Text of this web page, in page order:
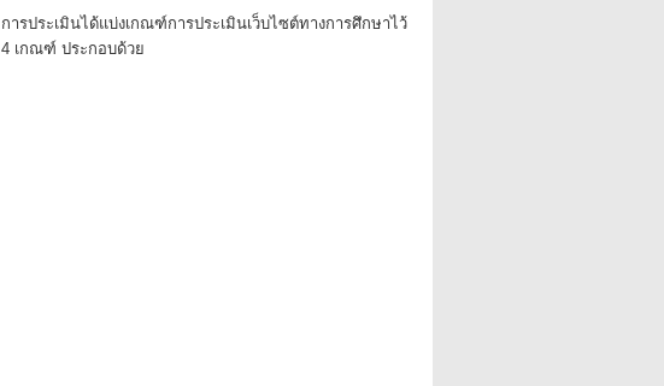
การประเมินได้แบ่งเกณฑ์การประเมินเว็บไซต์ทางการศึกษาไว้
4 เกณฑ์ ประกอบด้วย